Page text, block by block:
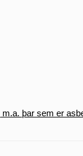
þar sem er